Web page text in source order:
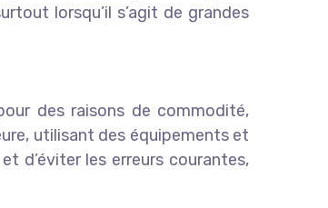
lorsqu’il s’agit de grandes
des raisons de commodité,
utilisant des équipements et
d’éviter les erreurs courantes,